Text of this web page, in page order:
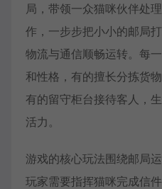
局，带领一众猫咪伙伴处
作，一步步把小小的邮局
物流与通信顺畅运转。每
和性格，有的擅长分拣货
有的留守柜台接待客人，
活力。
游戏的核心玩法围绕邮局
玩家需要指挥猫咪完成信